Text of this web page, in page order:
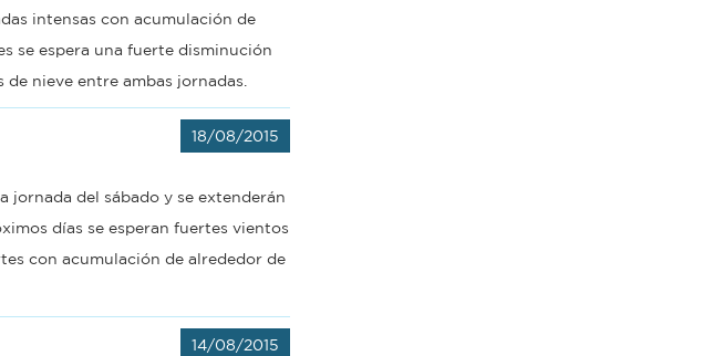
intensas con acumulación de
se espera una fuerte disminución
nieve entre ambas jornadas.
18/08/2015
jornada del sábado y se extenderán
días se esperan fuertes vientos
con acumulación de alrededor de
14/08/2015